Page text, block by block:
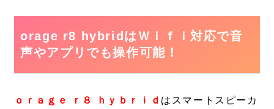
orage r8 hybridはＷｉｆｉ対応で音
声やアプリでも操作可能！
ｏｒａｇｅ ｒ８ ｈｙｂｒｉｄ はスマートスピーカ